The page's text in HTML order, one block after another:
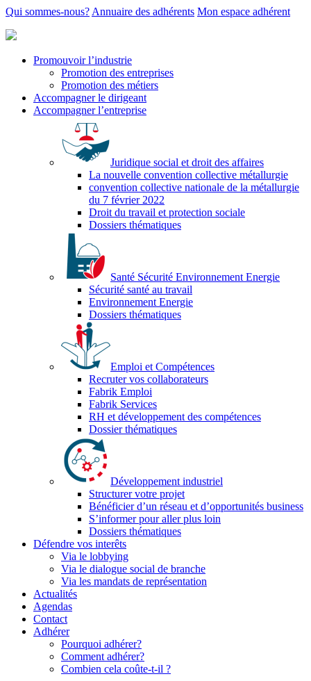
Qui sommes-nous? Annuaire des adhérents Mon espace adhérent
Promouvoir l’industrie
Promotion des entreprises
Promotion des métiers
Accompagner le dirigeant
Accompagner l’entreprise
Juridique social et droit des affaires
La nouvelle convention collective métallurgie
convention collective nationale de la métallurgie
du 7 février 2022
Droit du travail et protection sociale
Dossiers thématiques
Santé Sécurité Environnement Energie
Sécurité santé au travail
Environnement Energie
Dossiers thématiques
Emploi et Compétences
Recruter vos collaborateurs
Fabrik Emploi
Fabrik Services
RH et développement des compétences
Dossier thématiques
Développement industriel
Structurer votre projet
Bénéficier d’un réseau et d’opportunités business
S’informer pour aller plus loin
Dossiers thématiques
Défendre vos interêts
Via le lobbying
Via le dialogue social de branche
Via les mandats de représentation
Actualités
Agendas
Contact
Adhérer
Pourquoi adhérer?
Comment adhérer?
Combien cela coûte-t-il ?